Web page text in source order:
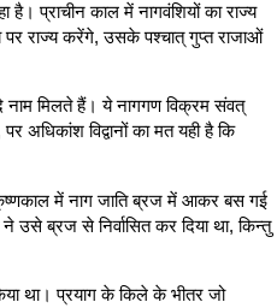
प्राचीन काल में नागवंशियों का राज्य
पर राज्य करेंगे, उसके पश्चात् गुप्त राजाओं
नाम मिलते हैं। ये नागगण विक्रम संवत्
अधिकांश विद्वानों का मत यही है कि
में नाग जाति ब्रज में आकर बस गई
ब्रज से निर्वासित कर दिया था, किन्तु
था। प्रयाग के किले के भीतर जो